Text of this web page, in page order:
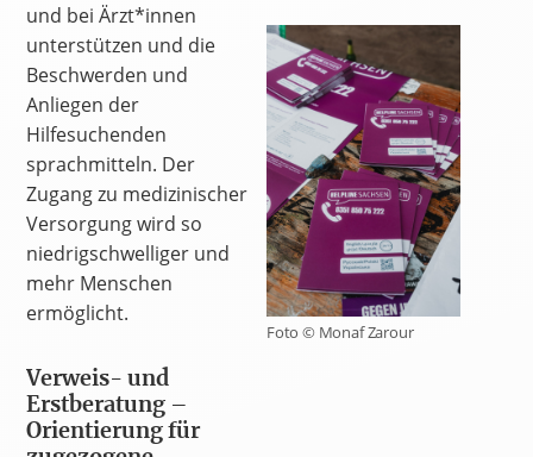
und bei Ärzt*innen
unterstützen und die
Beschwerden und
Anliegen der
Hilfesuchenden
sprachmitteln. Der
Zugang zu medizinischer
Versorgung wird so
niedrigschwelliger und
mehr Menschen
ermöglicht.
Verweis- und
Erstberatung –
Orientierung für
Foto © Monaf Zarour